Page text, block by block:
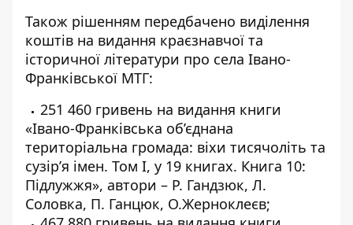
Також рішенням передбачено виділення
коштів на видання краєзнавчої та
історичної літератури про села Івано-
Франківської МТГ:
251 460 гривень на видання книги
«Івано-Франківська об’єднана
територіальна громада: віхи тисячоліть та
сузір’я імен. Том І, у 19 книгах. Книга 10:
Підлужжя», автори – Р. Гандзюк, Л.
Соловка, П. Ганцюк, О.Жерноклеєв;